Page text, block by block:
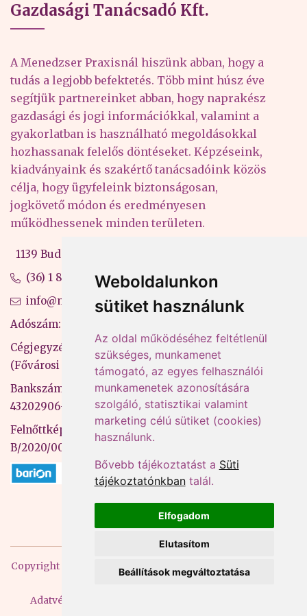
Weboldalunkon
sütiket használunk
Az oldal működéséhez feltétlenül
szükséges, munkamenet
támogató, az egyes felhasználói
munkamenetek azonosítására
szolgáló, statisztikai valamint
marketing célú sütiket (cookies)
használunk.
Bővebb tájékoztatást a Süti
tájékoztatónkbantalál.
Elfogadom
Elutasítom
Beállítások megváltoztatása
Gazdasági Tanácsadó Kft.
A Menedzser Praxisnál hiszünk abban, hogy a
tudás a legjobb befektetés. Több mint húsz éve
segítjük partnereinket abban, hogy naprakész
gazdasági és jogi információkkal, valamint a
gyakorlatban is használható megoldásokkal
hozhassanak felelős döntéseket. Képzéseink,
kiadványaink és szakértő tanácsadóink közös
célja, hogy ügyfeleink biztonságosan,
jogkövető módon és eredményesen
működhessenek minden területen.
1139 Budapest, Váci út 99-105. 4. em.
(36) 1 880 76 00
info@mprx.hu
Adószám: 13598145-2-41
Cégjegyzékszám: 01-09-883770
(Fővárosi Bíróság)
Bankszámlaszám: CIB Bank, 10700581-
43202906-51100005
Felnőttképzési nyilvántartási szám:
B/2020/000053
Copyright 2026 Mprx. Minden jog fenntartva
Adatvédelem